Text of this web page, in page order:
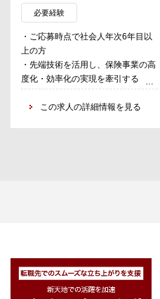
（新たな事業創出）に取り組んでい
ます。先端技術を業務に取込み、高
度化、効率化につなげるべく、これ
までAI、メタバース等新たな技術、
製品を調査・研究し、有望技術につ
いては実証実験を経て業務適用を推
実験を経て20件超を業務適用）。
用いただくことを期待いたします。
必要経験
・ご応募時点で社会人年次6年目以
上の方
・先端技術を活用し、保険事業の高
度化・効率化の実現を牽引するとい
う高い志をお持ちの方
・事業会社等でシステム開発実務に
この求人の詳細情報を見る